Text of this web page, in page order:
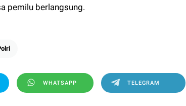
pemilu berlangsung.
WHATSAPP TELEGRAM